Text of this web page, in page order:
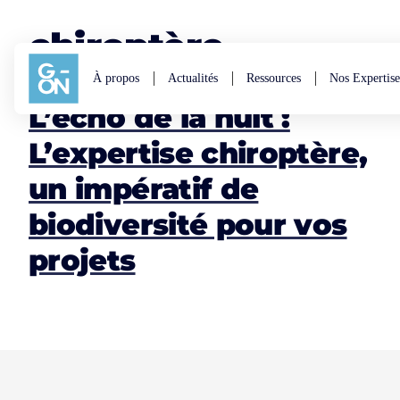
À propos Actualités Ressources Nos
chiroptère
L’écho de la nuit :
L’expertise chiroptère,
un impératif de
biodiversité pour vos
projets